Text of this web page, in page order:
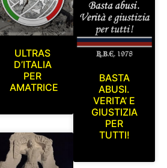
ULTRAS
D’ITALIA
PER
AMATRICE
BASTA
ABUSI.
VERITA’ E
GIUSTIZIA
PER
TUTTI!